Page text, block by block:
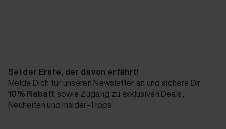
Sei der Erste, der davon erfährt!
Melde Dich für unseren Newsletter an und sichere Dir
10% Rabatt sowie Zugang zu exklusiven Deals,
Neuheiten und Insider-Tipps